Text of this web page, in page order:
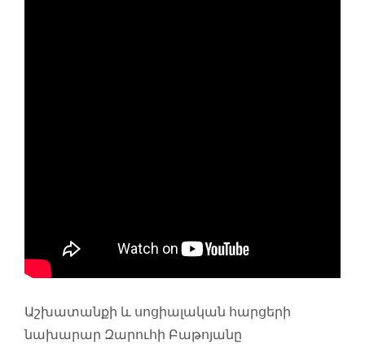
Աշխատանքի և սոցիալական հարցերի
նախարար Զարուհի Բաթոյանը